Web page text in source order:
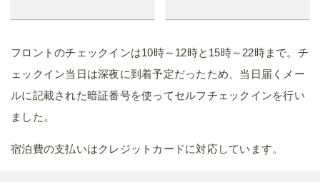
フロントのチェックインは10時～12時と15時～22時まで。チ
ェックイン当日は深夜に到着予定だったため、当日届くメー
ルに記載された暗証番号を使ってセルフチェックインを行い
ました。
宿泊費の支払いはクレジットカードに対応しています。